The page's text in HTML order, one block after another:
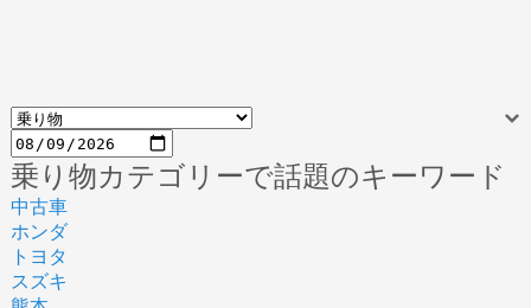
乗り物カテゴリーで話題のキーワード
中古車
ホンダ
トヨタ
スズキ